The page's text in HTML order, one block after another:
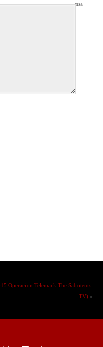
usa
Operacion Telemark.The Saboteurs.
TV)»